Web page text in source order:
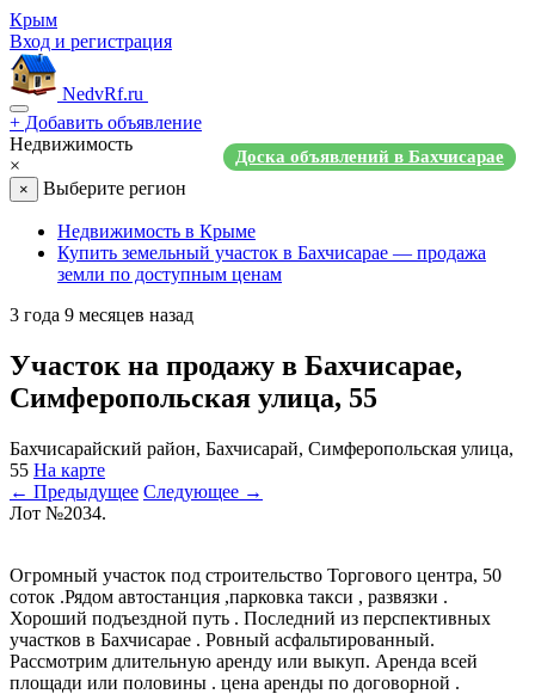
Крым
Вход и регистрация
NedvRf.ru
+ Добавить объявление
Доска объявлений в Бахчисарае
Недвижимость
×
× Выберите регион
Недвижимость в Крыме
Купить земельный участок в Бахчисарае — продажа
земли по доступным ценам
3 года 9 месяцев назад
Участок на продажу в Бахчисарае,
Симферопольская улица, 55
Бахчисарайский район, Бахчисарай, Симферопольская улица,
55 На карте
← Предыдущее Следующее →
Лот №2034.
Огромный участок под строительство Торгового центра, 50
соток .Рядом автостанция ,парковка такси , развязки .
Хороший подъездной путь . Последний из перспективных
участков в Бахчисарае . Ровный асфальтированный.
Рассмотрим длительную аренду или выкуп. Аренда всей
площади или половины . цена аренды по договорной .